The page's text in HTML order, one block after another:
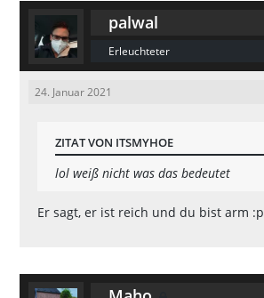
palwal
Erleuchteter
24. Januar 2021
ZITAT VON ITSMYHOE
lol weiß nicht was das bedeutet
Er sagt, er ist reich und du bist arm :p